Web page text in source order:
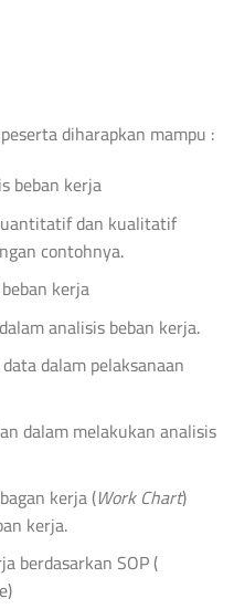
diharapkan mampu :
beban kerja
dan kualitatif
contohnya.
kerja
analisis beban kerja.
dalam pelaksanaan
dalam melakukan analisis
kerja (Work Chart)
kerja.
berdasarkan SOP (